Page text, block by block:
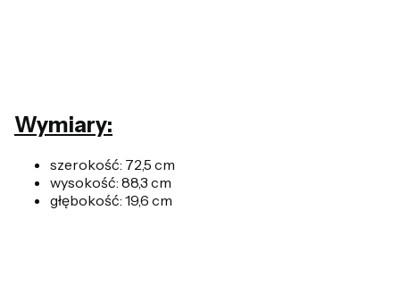
Wymiary:
szerokość: 72,5 cm
wysokość: 88,3 cm
głębokość: 19,6 cm